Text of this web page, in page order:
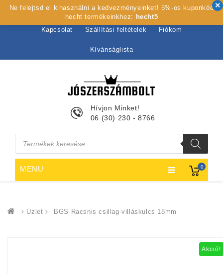
Kezdőlap Rólunk Webshop Szolgáltatások
Kapcsolat Szállítási feltételek Fiókom
Kívánságlista
0
Hívjon Minket!
06 (30) 230 - 8766
Products
search
MENU
Üzlet BGS Racsnis csillag-villáskulcs 18mm
Akció!
Ne felejtsd el kihasználni a kedvezményeinket! 5%-os kuponkód
hecht termékeinkhez: hecht5